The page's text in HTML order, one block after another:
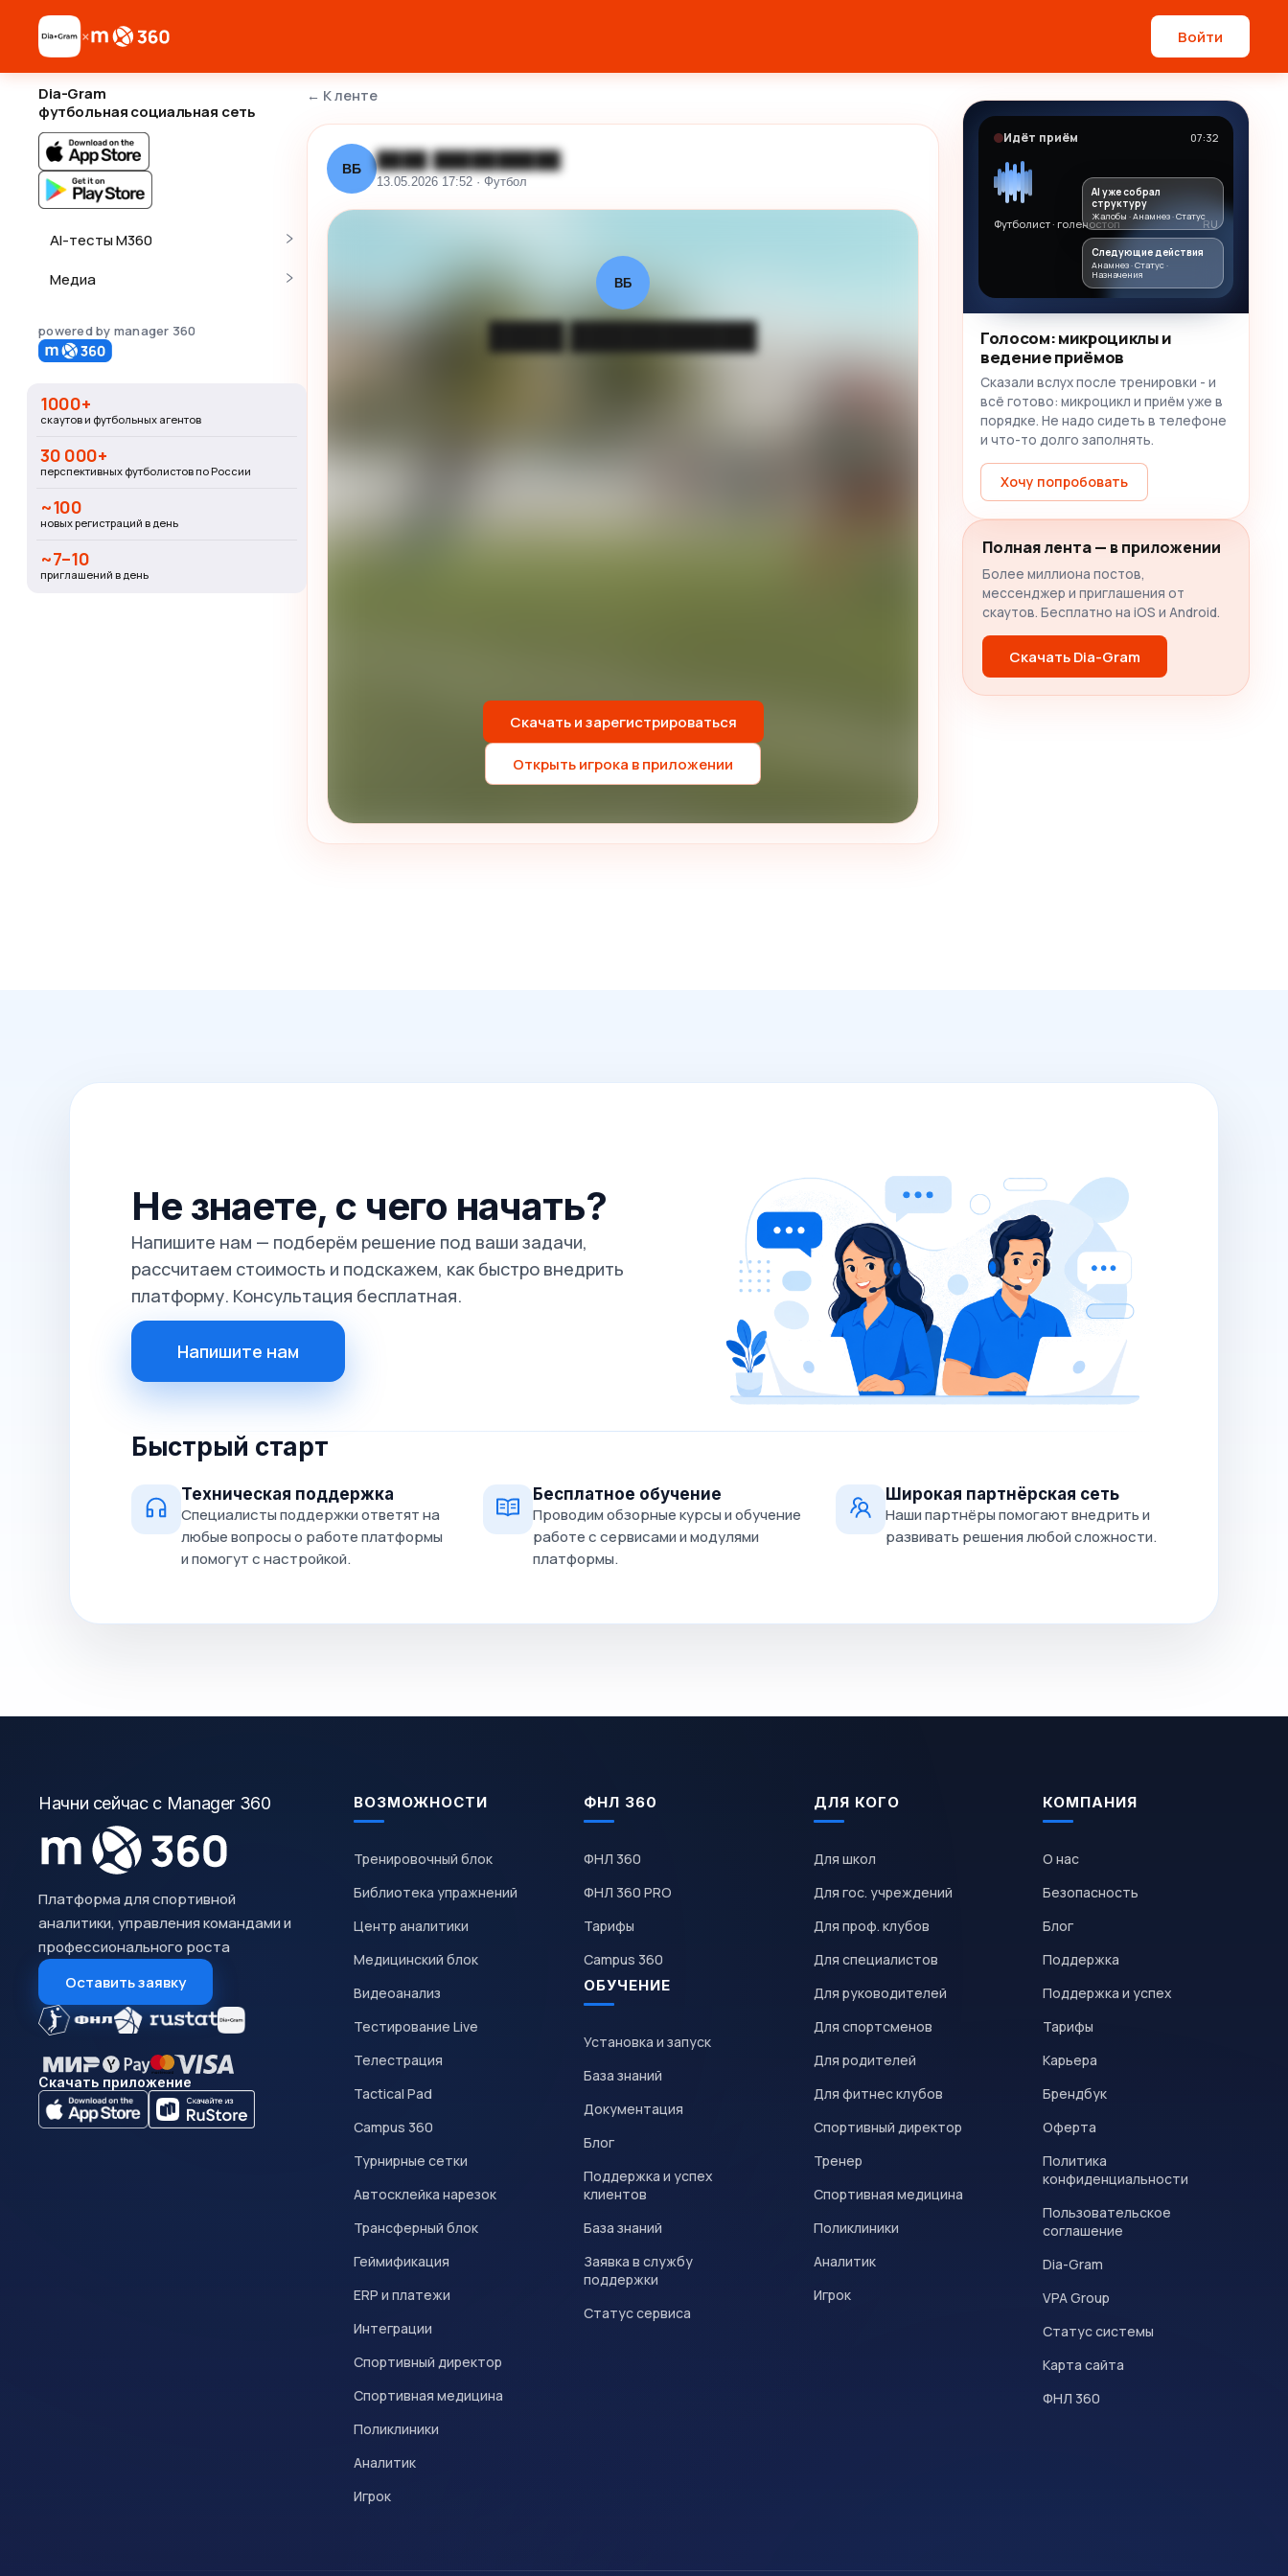
× Войти
Dia-Gram
футбольная социальная сеть
AI-тесты M360
Медиа
powered by manager 360
1000+
скаутов и футбольных агентов
30 000+
перспективных футболистов по России
~100
новых регистраций в день
~7–10
приглашений в день
← К ленте
ВБ ████ ██████████
13.05.2026 17:52 · Футбол
ВБ
████ ██████████
Скачать и зарегистрироваться
Открыть игрока в приложении
Идёт приём 07:32
Футболист · голеностоп RU
AI уже собрал
структуру
Жалобы · Анамнез · Статус
Следующие действия
Анамнез · Статус ·
Назначения
Голосом: микроциклы и
ведение приёмов
Сказали вслух после тренировки - и
всё готово: микроцикл и приём уже в
порядке. Не надо сидеть в телефоне
и что-то долго заполнять.
Хочу попробовать
Полная лента — в приложении
Более миллиона постов,
мессенджер и приглашения от
скаутов. Бесплатно на iOS и Android.
Скачать Dia-Gram
Не знаете, с чего начать?
Напишите нам — подберём решение под ваши задачи,
рассчитаем стоимость и подскажем, как быстро внедрить
платформу. Консультация бесплатная.
Напишите нам
Быстрый старт
Техническая поддержка
Специалисты поддержки ответят на
любые вопросы о работе платформы
и помогут с настройкой.
Бесплатное обучение
Проводим обзорные курсы и обучение
работе с сервисами и модулями
платформы.
Широкая партнёрская сеть
Наши партнёры помогают внедрить и
развивать решения любой сложности.
Начни сейчас с Manager 360
Платформа для спортивной
аналитики, управления командами и
профессионального роста
Оставить заявку
Скачать приложение
ВОЗМОЖНОСТИ
Тренировочный блок
Библиотека упражнений
Центр аналитики
Медицинский блок
Видеоанализ
Тестирование Live
Телестрация
Tactical Pad
Campus 360
Турнирные сетки
Автосклейка нарезок
Трансферный блок
Геймификация
ERP и платежи
Интеграции
Спортивный директор
Спортивная медицина
Поликлиники
Аналитик
Игрок
ФНЛ 360
ФНЛ 360
ФНЛ 360 PRO
Тарифы
Campus 360
ОБУЧЕНИЕ
Установка и запуск
База знаний
Документация
Блог
Поддержка и успех
клиентов
База знаний
Заявка в службу
поддержки
Статус сервиса
ДЛЯ КОГО
Для школ
Для гос. учреждений
Для проф. клубов
Для специалистов
Для руководителей
Для спортсменов
Для родителей
Для фитнес клубов
Спортивный директор
Тренер
Спортивная медицина
Поликлиники
Аналитик
Игрок
КОМПАНИЯ
О нас
Безопасность
Блог
Поддержка
Поддержка и успех
Тарифы
Карьера
Брендбук
Оферта
Политика
конфиденциальности
Пользовательское
соглашение
Dia-Gram
VPA Group
Статус системы
Карта сайта
ФНЛ 360